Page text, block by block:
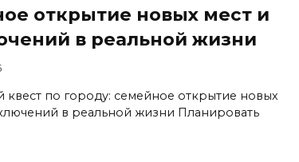
открытие новых мест и
в реальной жизни
квест по городу: семейное открытие новых
в реальной жизни Планировать